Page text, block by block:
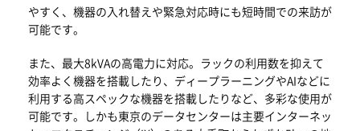
やすく、機器の入れ替えや緊急対応時にも短時間での来訪が
可能です。
また、最大8kVAの高電力に対応。ラックの利用数を抑えて
効率よく機器を搭載したり、ディープラーニングやAIなどに
利用する高スペックな機器を搭載したりなど、多彩な使用が
可能です。しかも東京のデータセンターは主要インターネッ